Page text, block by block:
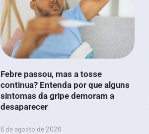
Febre passou, mas a tosse
continua? Entenda por que alguns
sintomas da gripe demoram a
desaparecer
6 de agosto de 2026